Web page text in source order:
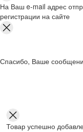
На Ваш e-mail адрес
регистрации на сайте
Спасибо, Ваше
Товар успешно